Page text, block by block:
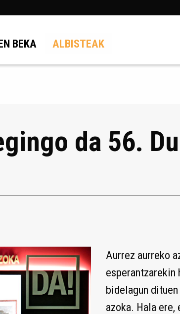
BEKA ALBISTEAK
da 56.
Aurrez aurreko
esperantzarekin
bidelagun
azoka. Hala ere,